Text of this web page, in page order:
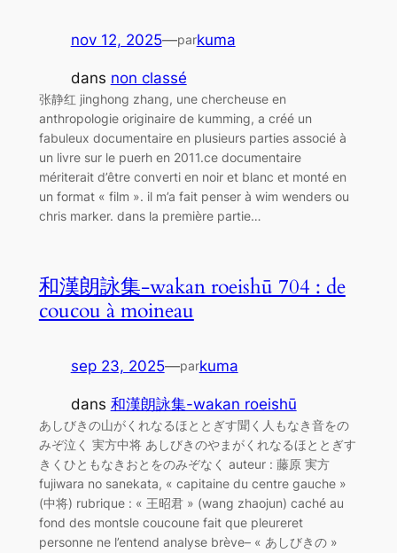
nov 12, 2025—parkuma
dans non classé
张静红 jinghong zhang, une chercheuse en
anthropologie originaire de kumming, a créé un
fabuleux documentaire en plusieurs parties associé à
un livre sur le puerh en 2011.ce documentaire
mériterait d’être converti en noir et blanc et monté en
un format « film ». il m’a fait penser à wim wenders ou
chris marker. dans la première partie…
和漢朗詠集-wakan roeishū 704 : de
coucou à moineau
sep 23, 2025—parkuma
dans 和漢朗詠集-wakan roeishū
あしびきの山がくれなるほととぎす聞く人もなき音をの
みぞ泣く 実方中将 あしびきのやまがくれなるほととぎす
きくひともなきおとをのみぞなく auteur : 藤原 実方
fujiwara no sanekata, « capitaine du centre gauche »
(中将) rubrique : « 王昭君 » (wang zhaojun) caché au
fond des montsle coucoune fait que pleureret
personne ne l’entend analyse brève– « あしびきの »